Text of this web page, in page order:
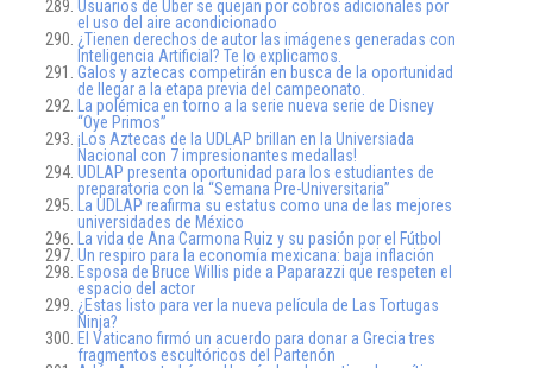
Usuarios de Uber se quejan por cobros adicionales por
el uso del aire acondicionado
¿Tienen derechos de autor las imágenes generadas con
Inteligencia Artificial? Te lo explicamos.
Galos y aztecas competirán en busca de la oportunidad
de llegar a la etapa previa del campeonato.
La polémica en torno a la serie nueva serie de Disney
“Oye Primos”
¡Los Aztecas de la UDLAP brillan en la Universiada
Nacional con 7 impresionantes medallas!
UDLAP presenta oportunidad para los estudiantes de
preparatoria con la “Semana Pre-Universitaria”
La UDLAP reafirma su estatus como una de las mejores
universidades de México
La vida de Ana Carmona Ruiz y su pasión por el Fútbol
Un respiro para la economía mexicana: baja inflación
Esposa de Bruce Willis pide a Paparazzi que respeten el
espacio del actor
¿Estas listo para ver la nueva película de Las Tortugas
Ninja?
El Vaticano firmó un acuerdo para donar a Grecia tres
fragmentos escultóricos del Partenón